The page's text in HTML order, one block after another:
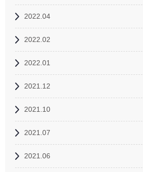
2022.04
2022.02
2022.01
2021.12
2021.10
2021.07
2021.06